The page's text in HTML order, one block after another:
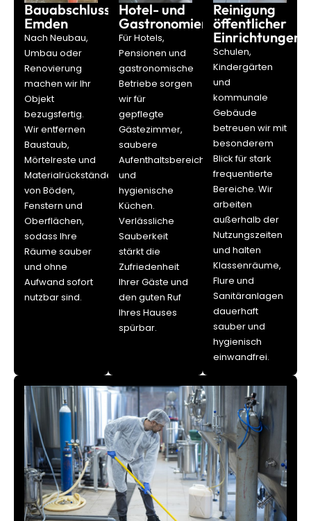
Bauabschlussreinigung
Emden
Nach Neubau,
Umbau oder
Renovierung
machen wir Ihr
Objekt
bezugsfertig.
Wir entfernen
Baustaub,
Mörtelreste und
Materialrückstände
von Böden,
Fenstern und
Oberflächen,
sodass Ihre
Räume sauber
und ohne
Aufwand sofort
nutzbar sind.
Hotel- und
Gastronomiereinigung
Für Hotels,
Pensionen und
gastronomische
Betriebe sorgen
wir für
gepflegte
Gästezimmer,
saubere
Aufenthaltsbereiche
und
hygienische
Küchen.
Verlässliche
Sauberkeit
stärkt die
Zufriedenheit
Ihrer Gäste und
den guten Ruf
Ihres Hauses
spürbar.
Reinigung
öffentlicher
Einrichtungen
Schulen,
Kindergärten
und
kommunale
Gebäude
betreuen wir mit
besonderem
Blick für stark
frequentierte
Bereiche. Wir
arbeiten
außerhalb der
Nutzungszeiten
und halten
Klassenräume,
Flure und
Sanitäranlagen
dauerhaft
sauber und
hygienisch
einwandfrei.